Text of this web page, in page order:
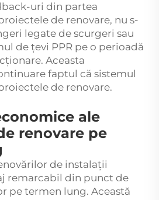
uri din partea
de renovare, nu s-
legate de scurgeri sau
de țevi PPR pe o perioadă
Aceasta
faptul că sistemul
de renovare.
ale
renovare pe
de instalații
remarcabil din punct de
pe termen lung. Această